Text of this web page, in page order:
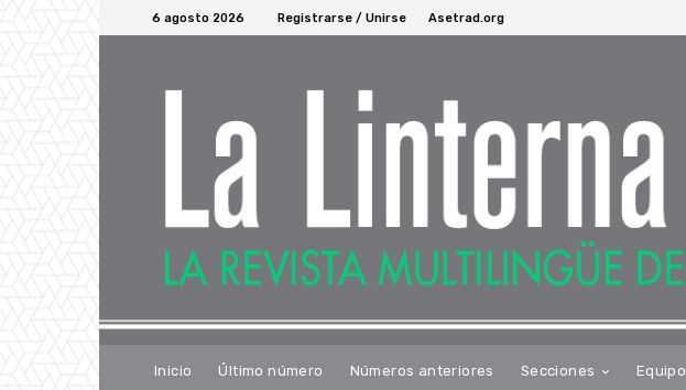
6 agosto 2026 Registrarse / Unirse Asetrad.org
Inicio Último número Números anteriores Secciones Equipo